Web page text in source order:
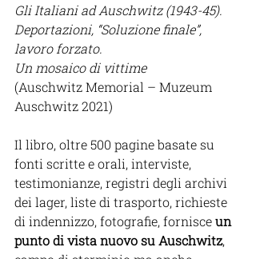
Gli Italiani ad Auschwitz (1943-45).
Deportazioni, “Soluzione finale”,
lavoro forzato.
Un mosaico di vittime
(Auschwitz Memorial – Muzeum
Auschwitz 2021)
Il libro, oltre 500 pagine basate su
fonti scritte e orali, interviste,
testimonianze, registri degli archivi
dei lager, liste di trasporto, richieste
di indennizzo, fotografie, fornisce un
punto di vista nuovo su Auschwitz,